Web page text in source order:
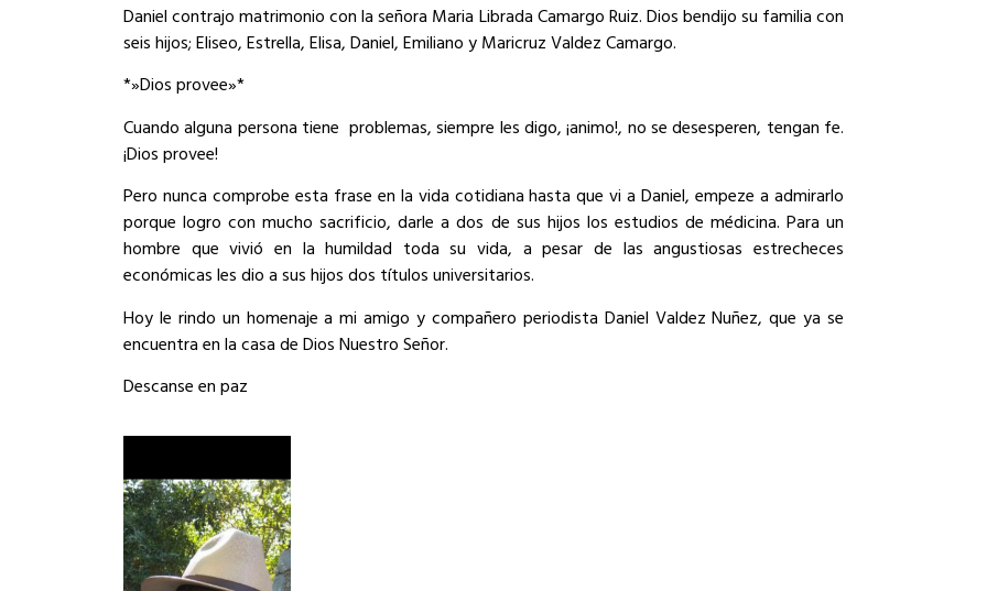
Daniel contrajo matrimonio con la señora Maria Librada Camargo Ruiz. Dios bendijo su familia con
seis hijos; Eliseo, Estrella, Elisa, Daniel, Emiliano y Maricruz Valdez Camargo.
*»Dios provee»*
Cuando alguna persona tiene problemas, siempre les digo, ¡animo!, no se desesperen, tengan fe.
¡Dios provee!
Pero nunca comprobe esta frase en la vida cotidiana hasta que vi a Daniel, empeze a admirarlo
porque logro con mucho sacrificio, darle a dos de sus hijos los estudios de médicina. Para un
hombre que vivió en la humildad toda su vida, a pesar de las angustiosas estrecheces
económicas les dio a sus hijos dos títulos universitarios.
Hoy le rindo un homenaje a mi amigo y compañero periodista Daniel Valdez Nuñez, que ya se
encuentra en la casa de Dios Nuestro Señor.
Descanse en paz